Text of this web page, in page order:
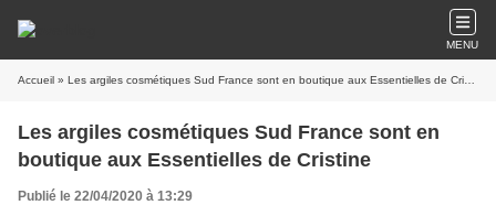
MENU
Accueil » Les argiles cosmétiques Sud France sont en boutique aux Essentielles de Cristine
Les argiles cosmétiques Sud France sont en
boutique aux Essentielles de Cristine
Publié le 22/04/2020 à 13:29